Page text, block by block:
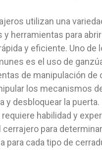
utilizan una
y herramientas para
y eficiente. Uno de
es el uso de
de manipulación de
los mecanismos
y desbloquear la puerta.
habilidad y
cerrajero para
para cada tipo de